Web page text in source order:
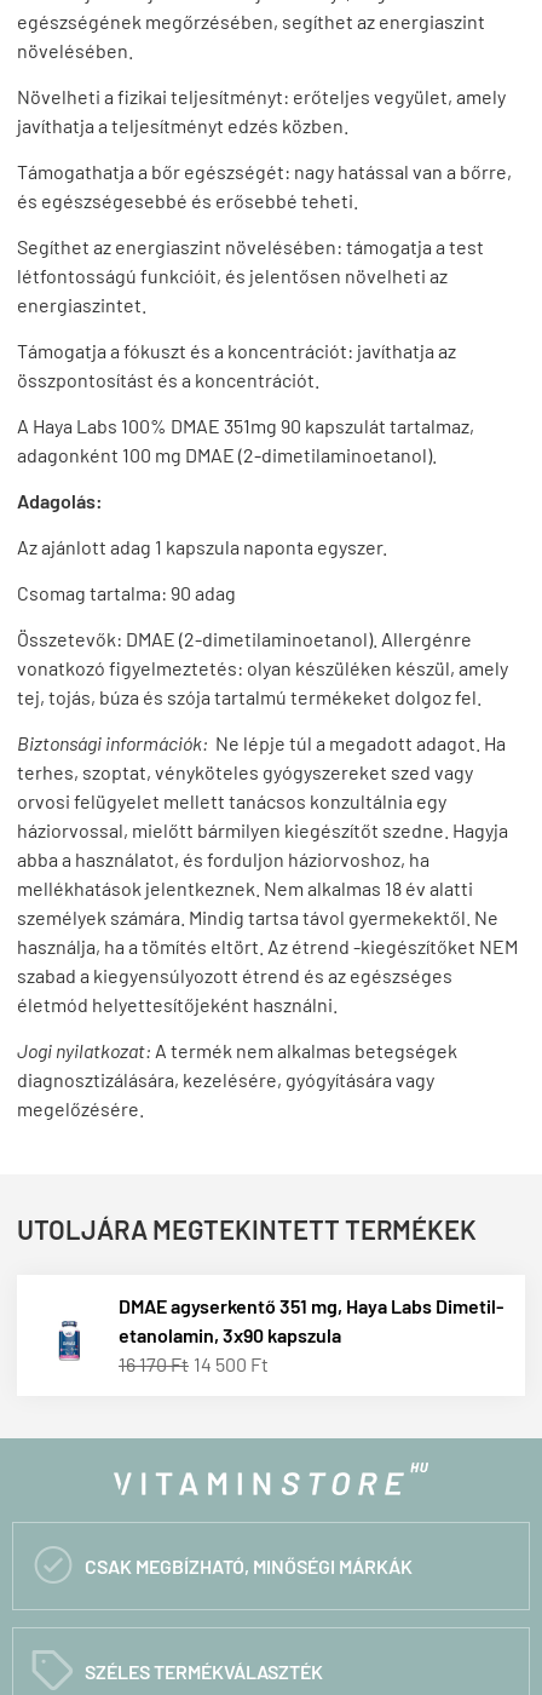
egészségének megőrzésében, segíthet az energiaszint
növelésében.
Növelheti a fizikai teljesítményt: erőteljes vegyület, amely
javíthatja a teljesítményt edzés közben.
Támogathatja a bőr egészségét: nagy hatással van a bőrre,
és egészségesebbé és erősebbé teheti.
Segíthet az energiaszint növelésében: támogatja a test
létfontosságú funkcióit, és jelentősen növelheti az
energiaszintet.
Támogatja a fókuszt és a koncentrációt: javíthatja az
összpontosítást és a koncentrációt.
A Haya Labs 100% DMAE 351mg 90 kapszulát tartalmaz,
adagonként 100 mg DMAE (2-dimetilaminoetanol).
Adagolás:
Az ajánlott adag 1 kapszula naponta egyszer.
Csomag tartalma: 90 adag
Összetevők: DMAE (2-dimetilaminoetanol). Allergénre
vonatkozó figyelmeztetés: olyan készüléken készül, amely
tej, tojás, búza és szója tartalmú termékeket dolgoz fel.
Biztonsági információk: Ne lépje túl a megadott adagot. Ha
terhes, szoptat, vényköteles gyógyszereket szed vagy
orvosi felügyelet mellett tanácsos konzultálnia egy
háziorvossal, mielőtt bármilyen kiegészítőt szedne. Hagyja
abba a használatot, és forduljon háziorvoshoz, ha
mellékhatások jelentkeznek. Nem alkalmas 18 év alatti
személyek számára. Mindig tartsa távol gyermekektől. Ne
használja, ha a tömítés eltört. Az étrend -kiegészítőket NEM
szabad a kiegyensúlyozott étrend és az egészséges
életmód helyettesítőjeként használni.
Jogi nyilatkozat: A termék nem alkalmas betegségek
diagnosztizálására, kezelésére, gyógyítására vagy
megelőzésére.
UTOLJÁRA MEGTEKINTETT TERMÉKEK
DMAE agyserkentő 351 mg, Haya Labs Dimetil-
etanolamin, 3x90 kapszula
16 170 Ft 14 500 Ft
 CSAK MEGBÍZHATÓ, MINŐSÉGI MÁRKÁK
C SZÉLES TERMÉKVÁLASZTÉK